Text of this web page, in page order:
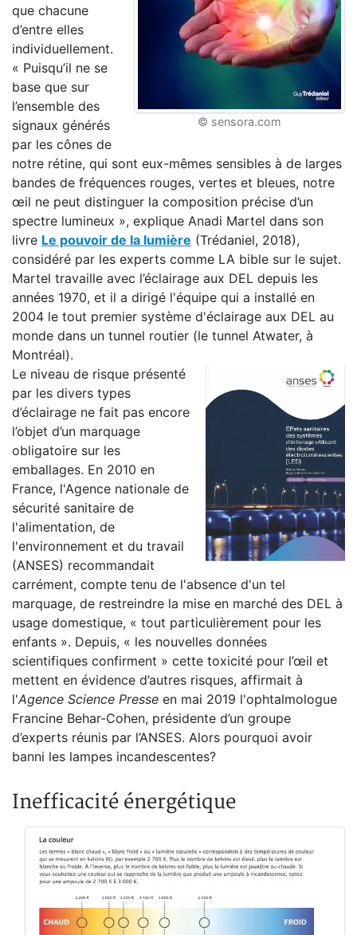
© sensora.com
que chacune
d’entre elles
individuellement.
« Puisqu’il ne se
base que sur
l’ensemble des
signaux générés
par les cônes de
notre rétine, qui sont eux-mêmes sensibles à de larges
bandes de fréquences rouges, vertes et bleues, notre
œil ne peut distinguer la composition précise d’un
spectre lumineux », explique Anadi Martel dans son
livre Le pouvoir de la lumière (Trédaniel, 2018),
considéré par les experts comme LA bible sur le sujet.
Martel travaille avec l’éclairage aux DEL depuis les
années 1970, et il a dirigé l'équipe qui a installé en
2004 le tout premier système d'éclairage aux DEL au
monde dans un tunnel routier (le tunnel Atwater, à
Montréal).
Le niveau de risque présenté
par les divers types
d’éclairage ne fait pas encore
l’objet d’un marquage
obligatoire sur les
emballages. En 2010 en
France, l'Agence nationale de
sécurité sanitaire de
l'alimentation, de
l'environnement et du travail
(ANSES) recommandait
carrément, compte tenu de l'absence d'un tel
marquage, de restreindre la mise en marché des DEL à
usage domestique, « tout particulièrement pour les
enfants ». Depuis, « les nouvelles données
scientifiques confirment » cette toxicité pour l’œil et
mettent en évidence d’autres risques, affirmait à
l'Agence Science Presse en mai 2019 l'ophtalmologue
Francine Behar-Cohen, présidente d’un groupe
d’experts réunis par l’ANSES. Alors pourquoi avoir
banni les lampes incandescentes?
Inefficacité énergétique